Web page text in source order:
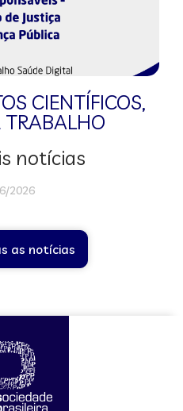
CIENTÍFICOS,
TRABALHO
notícias
2026
as notícias